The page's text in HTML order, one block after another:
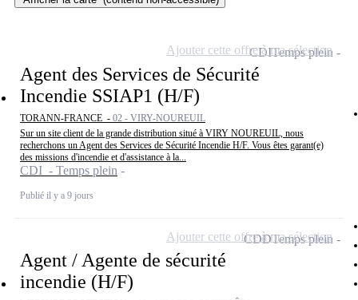
Agent des Services de Sécurité
Incendie SSIAP1 (H/F)
TORANN-FRANCE - 02 - VIRY-NOUREUIL
Sur un site client de la grande distribution situé à VIRY NOUREUIL, nous
recherchons un Agent des Services de Sécurité Incendie H/F. Vous êtes garant(e)
des missions d'incendie et d'assistance à la...
CDI - Temps plein
Publié il y a 9 jours
CDITemps plein
Ajouter cette offre à ma sélection
Agent / Agente de sécurité
incendie (H/F)
CDDTemps plein
Ajouter cette offre à ma sélection